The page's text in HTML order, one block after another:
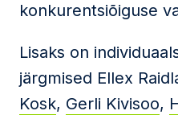
konkurentsiõiguse
Lisaks on
järgmised Ellex
Kosk, Gerli Kivisoo,